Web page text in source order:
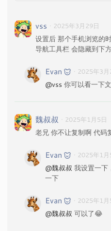
vss · 2025年3月29日
设置后 那个手机浏览的
导航工具栏 会隐藏到下
Evan · 2025年3月
@vss 你可以看一下
魏叔叔 · 2025年1月5日
老兄 你不让复制啊 代码
Evan · 2025年1月
@魏叔叔 我设置一下
一下
Evan · 2025年1月
@魏叔叔 可以了😂